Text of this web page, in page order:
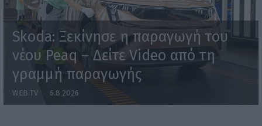
Skoda: Ξεκίνησε η παραγωγή του
νέου Peaq – Δείτε Video από τη
γραμμή παραγωγής
WEB TV 6.8.2026